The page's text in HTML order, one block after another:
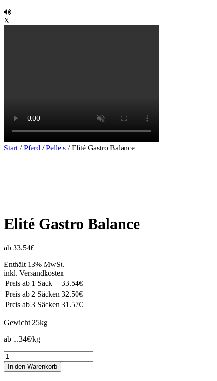
X
Start /Pferd /Pellets / Elité Gastro Balance
Elité Gastro Balance
ab 33.54€
Enthält 13% MwSt.
inkl. Versandkosten
Preis ab 1 Sack
33.54€
Preis ab 2 Säcken 32.50€
Preis ab 3 Säcken 31.57€
Gewicht 25kg
ab 1.34€/kg
Elité
Gastro
Balance
In den Warenkorb